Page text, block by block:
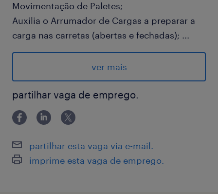
Movimentação de Paletes;
Auxilia o Arrumador de Cargas a preparar a
carga nas carretas (abertas e fechadas); ...
Auxilia o Conferente de Cargas na separação
Organiza as cargas no terminal nos devidos
apartamentos.
Salário R$1697,97
voucher no valor de R$120,00); Vale
Alimentação R$ 233,73; VT
ver mais
partilhar vaga de emprego.
partilhar esta vaga via e-mail.
imprime esta vaga de emprego.